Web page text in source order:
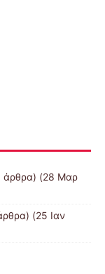
άρθρα) (28 Μαρ
(25 Ιαν